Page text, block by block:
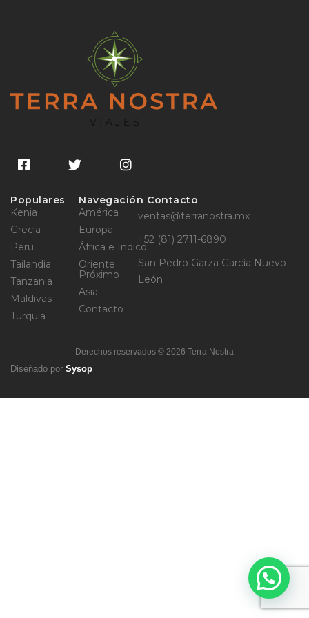
Navegación
América
Europa
África e Indico
Oriente
Próximo
Asia
Contacto
Populares
Kenia
Grecia
Peru
Tailandia
Tanzania
Maldivas
Turquia
Contacto
ventas@terranostra.mx
+52 (81) 2711-6890
San Pedro Garza García Nuevo
León
Derechos reservados © 2026 Terra Nostra
Diseñado por Sysop